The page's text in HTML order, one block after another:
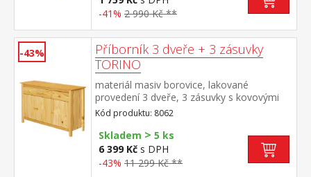
-41% 2 990 Kč **
-43%
Příborník 3 dveře + 3 zásuvky
TORINO
materiál masiv borovice, lakované
provedení 3 dveře, 3 zásuvky s kovovými
pojezdy vhodný doplněk nástavec TORINO
8063
Kód produktu: 8062
Skladem > 5 ks
6 399 Kč s DPH
-43% 11 299 Kč **